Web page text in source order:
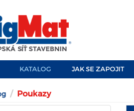
KATALOG JAK SE ZAPOJIT
Poukazy